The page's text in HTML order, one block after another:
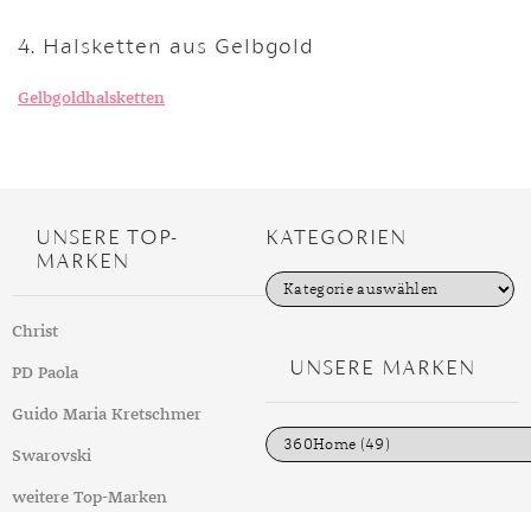
4. Halsketten aus Gelbgold
Gelbgoldhalsketten
UNSERE TOP-
MARKEN
Christ
PD Paola
Guido Maria Kretschmer
Swarovski
weitere Top-Marken
KATEGORIEN
K
a
e
n
UNSERE MARKEN